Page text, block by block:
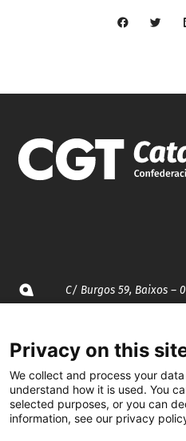
C/ Burgos 59, Baixos –
935 120 481
@CGTCatalunya
Privacy on this
We collect and process your
understand how it is used. You
selected purposes, or you can
information, see our privacy